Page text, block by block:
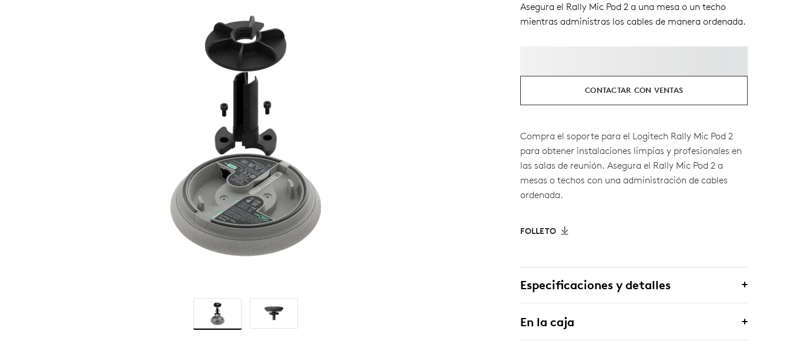
Asegura el Rally Mic Pod 2 a una mesa o un techo
mientras administras los cables de manera ordenada.
CONTACTAR CON VENTAS
Compra el soporte para el Logitech Rally Mic Pod 2
para obtener instalaciones limpias y profesionales en
las salas de reunión. Asegura el Rally Mic Pod 2 a
mesas o techos con una administración de cables
ordenada.
FOLLETO
Especificaciones y detalles
En la caja